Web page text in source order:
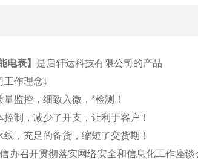
电表】 是启轩达科技有限公司的产品
工作理念↓
监控，细致入微，*检测！
制，减少了开支，让利于客户！
，充足的备货，缩短了交货期！
办召开贯彻落实网络安全和信息化工作座